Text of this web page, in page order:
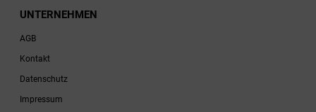
UNTERNEHMEN
AGB
Kontakt
Datenschutz
Impressum